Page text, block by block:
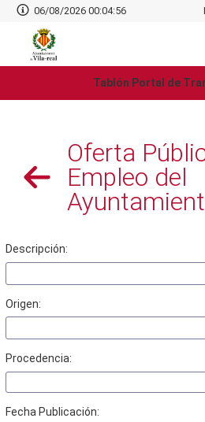
06/08/2026 00:04:57
Tablón Portal de
Oferta
Empleo del
Descripción:
Origen:
Procedencia:
Fecha Publicación: